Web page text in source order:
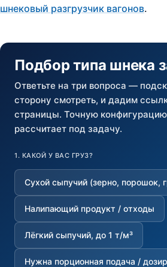
шнековый разгрузчик вагонов.
Подбор типа шнека
Ответьте на три вопроса —
сторону смотреть, и дадим
страницы. Точную
рассчитает под задачу.
1. КАКОЙ У ВАС ГРУЗ?
Сухой сыпучий (зерно, порошок,
Налипающий продукт / отходы
Лёгкий сыпучий, до 1 т/м³
Нужна порционная подача /